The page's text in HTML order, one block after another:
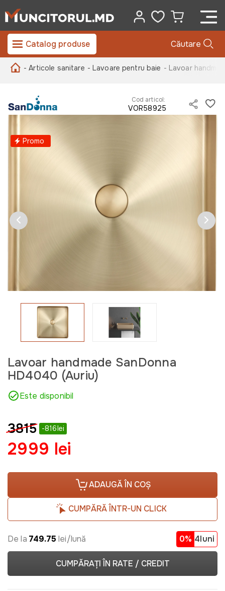
Catalog produse Căutare
- Articole sanitare - Lavoare pentru baie - Lavoar
Cod articol:
VOR58925
Promo
Lavoar handmade SanDonna
HD4040 (Auriu)
Este disponibil
3815 -816lei
2999 lei
ADAUGĂ ÎN COȘ
CUMPĂRĂ ÎNTR-UN CLICK
De la 749.75 lei/lună 0% 4luni
CUMPĂRAȚI ÎN RATE / CREDIT